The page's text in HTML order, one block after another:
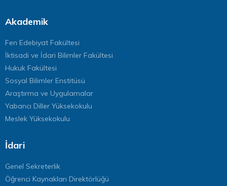
Akademik
Fen Edebiyat Fakültesi
İktisadi ve İdari Bilimler Fakültesi
Hukuk Fakültesi
Sosyal Bilimler Enstitüsü
Araştırma ve Uygulamalar
Yabancı Diller Yüksekokulu
Meslek Yüksekokulu
İdari
Genel Sekreterlik
Öğrenci Kaynakları Direktörlüğü